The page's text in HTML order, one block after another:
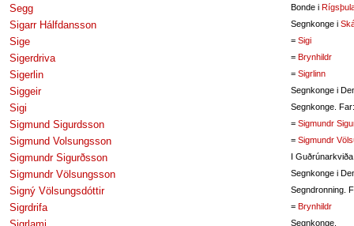
Segg Bonde i
Sigarr Hálfdansson Segnkonge i
Sige = Sigi
Sigerdriva = Brynhildr
Sigerlin = Sigrlinn
Siggeir Segnkonge i
Sigi Segnkonge.
Sigmund Sigurdsson = Sigmundr
Sigmund Volsungsson = Sigmundr
Sigmundr Sigurðsson I
Sigmundr Völsungsson Segnkonge i
Signý Völsungsdóttir Segndronning.
Sigrdrifa = Brynhildr
Segnkonge.